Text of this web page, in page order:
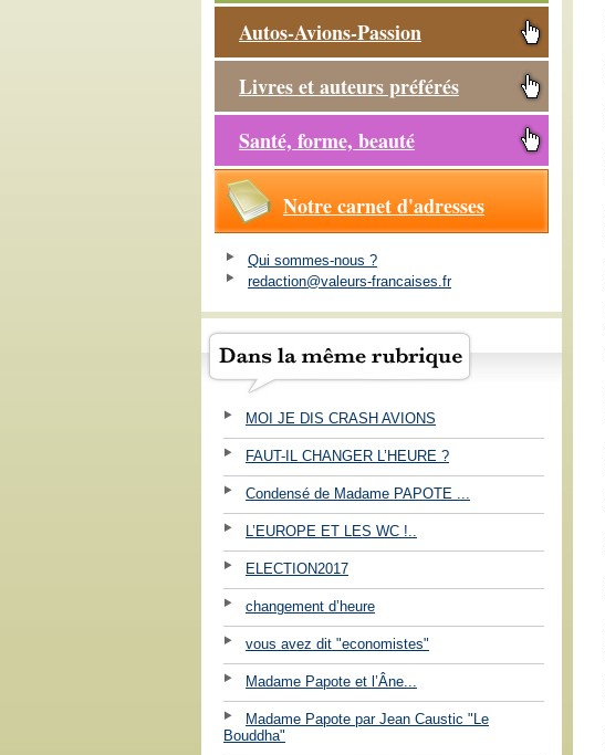
Autos-Avions-Passion
Livres et auteurs préférés
Santé, forme, beauté
Notre carnet d'adresses
Qui sommes-nous ?
redaction@valeurs-francaises.fr
MOI JE DIS CRASH AVIONS
FAUT-IL CHANGER L’HEURE ?
Condensé de Madame PAPOTE ...
L’EUROPE ET LES WC !..
ELECTION2017
changement d’heure
vous avez dit "economistes"
Madame Papote et l’Âne...
Madame Papote par Jean Caustic "Le
Bouddha"